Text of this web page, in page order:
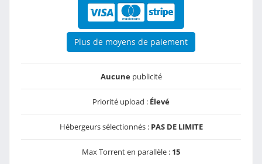
Plus de moyens de paiement
Aucunepublicité
Priorité upload : Élevé
Hébergeurs sélectionnés : PAS DE LIMITE
Max Torrent en parallèle : 15